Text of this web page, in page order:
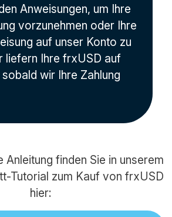
Anweisungen, um Ihre
vorzunehmen oder Ihre
auf unser Konto zu
liefern Ihre frxUSD auf
wir Ihre Zahlung
Anleitung finden Sie in unserem
Tutorial zum Kauf von frxUSD
hier: